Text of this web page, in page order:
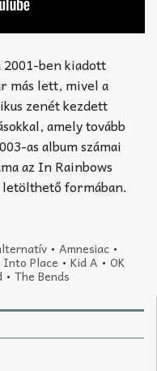
2001-ben kiadott
más lett, mivel a
zenét kezdett
amely tovább
as album számai
az In Rainbows
formában.
•Amnesiac •
Into Place • Kid A • OK
• The Bends